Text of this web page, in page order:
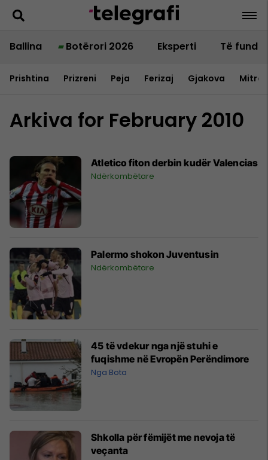
Ballina Botërori 2026 Eksperti Të fundit
Prishtina Prizreni Peja Ferizaj Gjakova
Arkiva for February 2010
Atletico fiton derbin kudër Valencias
Ndërkombëtare
Palermo shokon Juventusin
Ndërkombëtare
45 të vdekur nga një stuhi e
fuqishme në Evropën Perëndimore
Nga Bota
Shkolla për fëmijët me nevoja të
veçanta